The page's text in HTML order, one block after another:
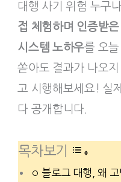
대행 사기 위험 누구
접 체험하며 인증받
시스템 노하우를 오늘
쏟아도 결과가 나오
고 시행해보세요! 실
다 공개합니다.
목차보기
블로그 대행, 왜